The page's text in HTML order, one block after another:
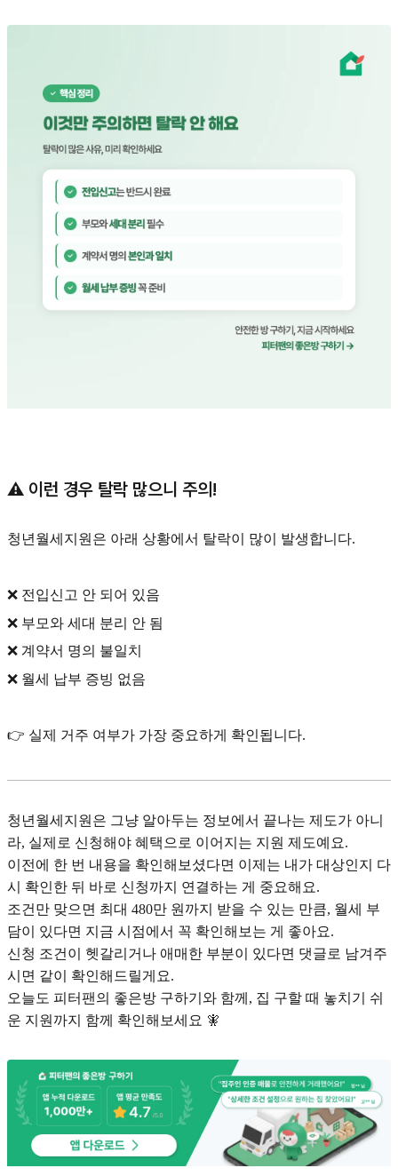
⚠️ 이런 경우 탈락 많으니 주의!
청년월세지원은 아래 상황에서 탈락이 많이 발생합니다.
❌ 전입신고 안 되어 있음
❌ 부모와 세대 분리 안 됨
❌ 계약서 명의 불일치
❌ 월세 납부 증빙 없음
👉 실제 거주 여부가 가장 중요하게 확인됩니다.
청년월세지원은 그냥 알아두는 정보에서 끝나는 제도가 아니
라, 실제로 신청해야 혜택으로 이어지는 지원 제도예요.
이전에 한 번 내용을 확인해보셨다면 이제는 내가 대상인지 다
시 확인한 뒤 바로 신청까지 연결하는 게 중요해요.
조건만 맞으면 최대 480만 원까지 받을 수 있는 만큼, 월세 부
담이 있다면 지금 시점에서 꼭 확인해보는 게 좋아요.
신청 조건이 헷갈리거나 애매한 부분이 있다면 댓글로 남겨주
시면 같이 확인해드릴게요.
오늘도 피터팬의 좋은방 구하기와 함께, 집 구할 때 놓치기 쉬
운 지원까지 함께 확인해보세요 🧚